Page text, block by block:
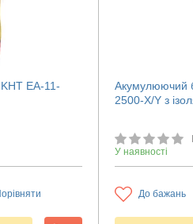
ЕА-11-
Акумулюючий
2500-X/Y з
У наявності
До бажань